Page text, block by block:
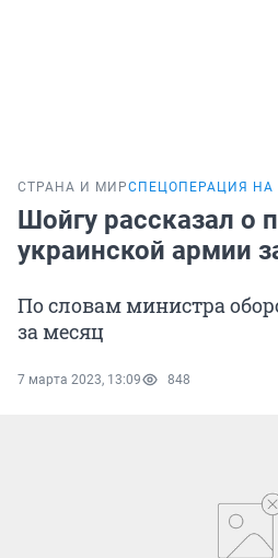
СТРАНА И МИРСПЕЦОПЕРАЦИЯ НА
Шойгу рассказал о
украинской армии
По словам министра
за месяц
7 марта 2023, 13:09 848